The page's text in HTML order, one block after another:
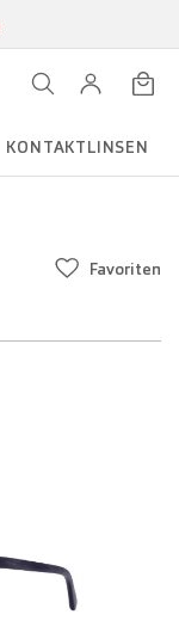
KONTAKTLINSEN
Favoriten